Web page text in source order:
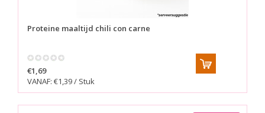
Proteine maaltijd chili con carne
€1,69
VANAF: €1,39 / Stuk